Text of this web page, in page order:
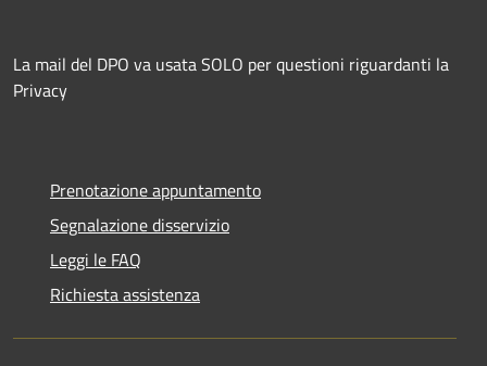
La mail del DPO va usata SOLO per questioni riguardanti la
Privacy
Prenotazione appuntamento
Segnalazione disservizio
Leggi le FAQ
Richiesta assistenza